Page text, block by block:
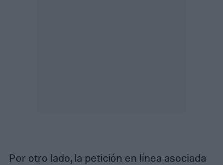
Por otro lado, la petición en línea asociada